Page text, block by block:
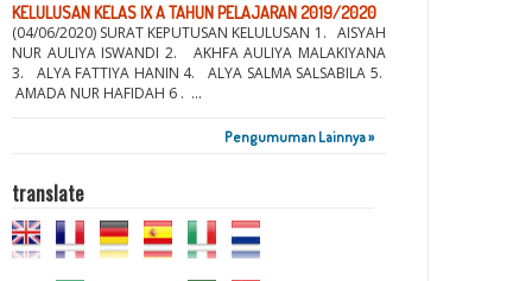
KELULUSAN KELAS IX A TAHUN PELAJARAN 2019/2020
(04/06/2020) SURAT KEPUTUSAN KELULUSAN 1. AISYAH
NUR AULIYA ISWANDI 2. AKHFA AULIYA MALAKIYANA
3. ALYA FATTIYA HANIN 4. ALYA SALMA SALSABILA 5.
AMADA NUR HAFIDAH 6 . ...
Pengumuman Lainnya »
translate